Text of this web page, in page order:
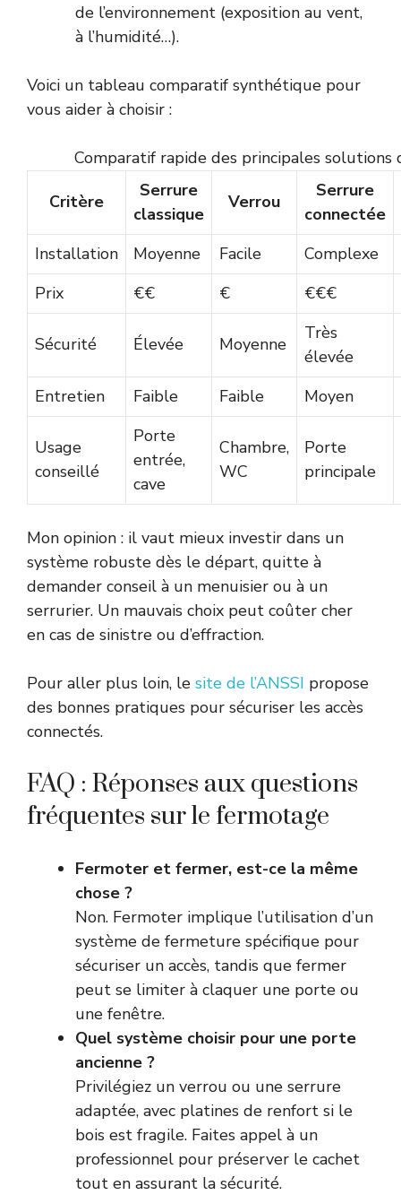
de l’environnement (exposition au vent,
à l’humidité…).
Voici un tableau comparatif synthétique pour
vous aider à choisir :
Comparatif rapide des principales
Critère
Serrure
classique
Verrou
Serrure
connectée
Installation
Moyenne Facile
Complexe
Prix
€€ € €€€
Sécurité Élevée Moyenne
Très
élevée
Entretien
Faible Faible Moyen
Usage
conseillé
Porte
entrée,
cave
Chambre,
WC
Porte
principale
Mon opinion : il vaut mieux investir dans un
système robuste dès le départ, quitte à
demander conseil à un menuisier ou à un
serrurier. Un mauvais choix peut coûter cher
en cas de sinistre ou d’effraction.
Pour aller plus loin, le site de l’ANSSI propose
des bonnes pratiques pour sécuriser les accès
connectés.
FAQ : Réponses aux questions
fréquentes sur le fermotage
Fermoter et fermer, est-ce la même
chose ?
Non. Fermoter implique l’utilisation d’un
système de fermeture spécifique pour
sécuriser un accès, tandis que fermer
peut se limiter à claquer une porte ou
une fenêtre.
Quel système choisir pour une porte
ancienne ?
Privilégiez un verrou ou une serrure
adaptée, avec platines de renfort si le
bois est fragile. Faites appel à un
professionnel pour préserver le cachet
tout en assurant la sécurité.